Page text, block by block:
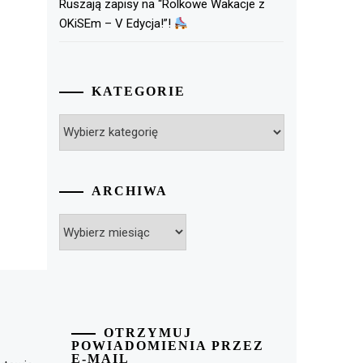
Ruszają zapisy na “Rolkowe Wakacje z
OKiSEm – V Edycja!”!
KATEGORIE
ARCHIWA
OTRZYMUJ
POWIADOMIENIA PRZEZ
E-MAIL